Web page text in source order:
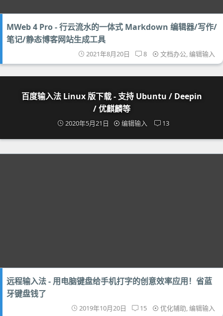
MWeb 4 Pro - 行云流水的一体式 Markdown 编辑器/写作/
笔记/静态博客网站生成工具
2021年8月20日 8 文档办公,编辑输入
百度输入法 Linux 版下载 - 支持 Ubuntu / Deepin
/ 优麒麟等
2020年5月21日 编辑输入 13
远程输入法 - 用电脑键盘给手机打字的创意效率应用！省蓝
牙键盘钱了
2019年10月20日 15 优化辅助,编辑输入